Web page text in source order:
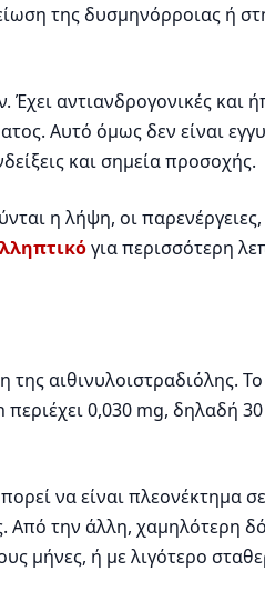
της δυσμηνόρροιας ή
αντιανδρογονικές και
Αυτό όμως δεν είναι
και σημεία προσοχής.
η λήψη, οι
για περισσότερη
αιθινυλοιστραδιόλης.
0,030 mg, δηλαδή
να είναι πλεονέκτημα
Από την άλλη, χαμηλότερη
μήνες, ή με λιγότερο